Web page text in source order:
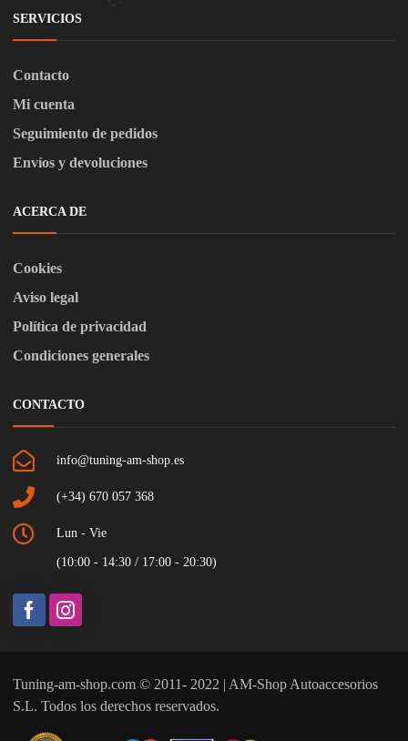
SERVICIOS
Contacto
Mi cuenta
Seguimiento de pedidos
Envíos y devoluciones
ACERCA DE
Cookies
Aviso legal
Política de privacidad
Condiciones generales
CONTACTO
info@tuning-am-shop.es
(+34) 670 057 368
Lun - Vie
(10:00 - 14:30 / 17:00 - 20:30)
Tuning-am-shop.com © 2011- 2022 | AM-Shop Autoaccesorios
S.L. Todos los derechos reservados.